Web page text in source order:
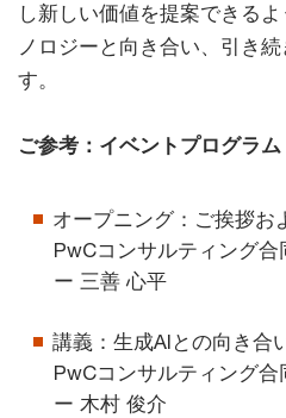
し新しい価値を提案できる
ノロジーと向き合い、引き
す。
ご参考：イベントプログラム
オープニング：ご挨拶お
PwCコンサルティング
ー 三善 心平
講義：生成AIとの向き合
PwCコンサルティング
ー 木村 俊介